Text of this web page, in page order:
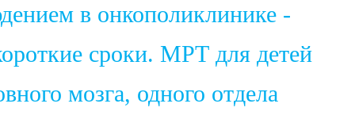
в онкополиклинике -
сроки. МРТ для детей
мозга, одного отдела